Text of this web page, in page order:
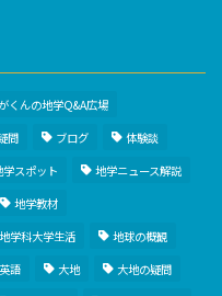
くんの地学Q&A広場
問 ブログ
体験談
学スポット
地学ニュース解説
地学教材
地学科大学生活
地球の概観
語 大地
大地の疑問